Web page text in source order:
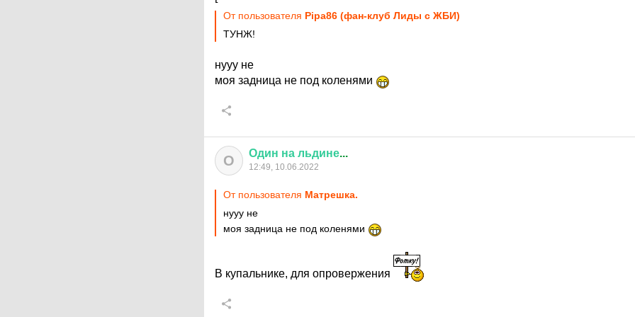
От пользователя Pipa86 (фан-клуб Лиды с ЖБИ)
ТУНЖ!
нууу не
моя задница не под коленями
О Один на льдине...
12:49, 10.06.2022
От пользователя Матрешка.
нууу не
моя задница не под коленями
В купальнике, для опровержения